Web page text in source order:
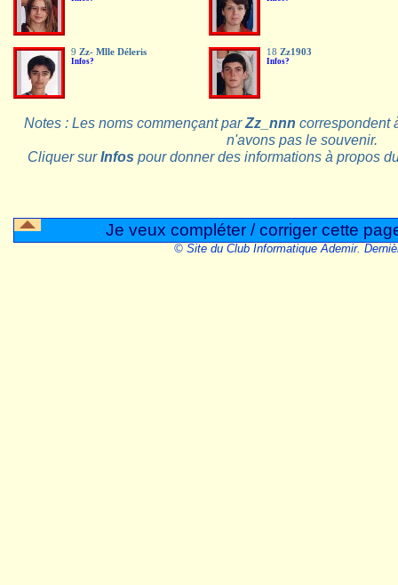
9 Zz- Mlle Déleris
Infos?
18 Zz1903
Infos?
Notes : Les noms commençant parZz_nnn correspondent
n'avons pas le souvenir.
Cliquer surInfos pour donner des informations à propos
Je veux compléter / corriger cette
© Site du Club Informatique Ademir.